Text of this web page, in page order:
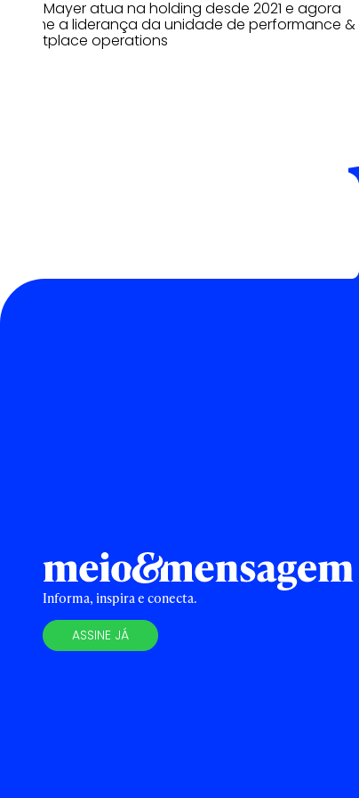
Bruno Mayer atua na holding desde 2021 e agora
assume a liderança da unidade de performance &
marketplace operations
Informa, inspira e conecta.
ASSINE JÁ